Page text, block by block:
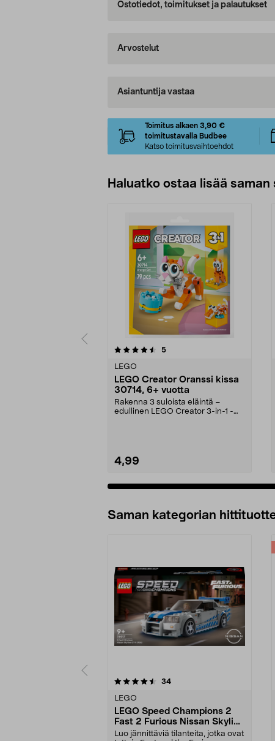
Ostotiedot, toimitukset ja palautukset
Arvostelut
Asiantuntija vastaa
Toimitus alkaen 3,90 €
toimitustavalla Budbee
Katso toimitusvaihtoehdot
Haluatko ostaa lisää
5arvostelut
LEGO
LEGO Creator Oranssi kissa
30714, 6+ vuotta
Rakenna 3 suloista eläintä –
edullinen LEGO Creator 3-in-1 -
4,99
5.0viidestä
Saman kategorian
34arvostelut
LEGO
LEGO Speed Champions 2
Fast 2 Furious Nissan Skyline
GT-R (R34) 76917, yli 9-
Luo jännittäviä tilanteita, jotka ovat
5.0 viidestä